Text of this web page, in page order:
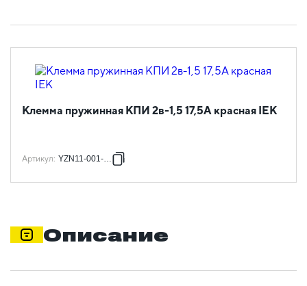
Клемма пружинная КПИ 2в-1,5 17,5А красная IEK
Артикул: YZN11-001-K04
Описание